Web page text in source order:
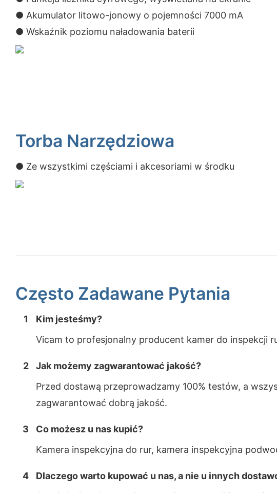
● Akumulator litowo-jonowy o pojemności 7000 mA
● Wskaźnik poziomu naładowania baterii
Torba Narzędziowa
● Ze wszystkimi częściami i akcesoriami w środku
Często Zadawane Pytania
1
Kim jesteśmy?
Vicam to profesjonalny producent kamer do inspekcji
2
Jak możemy zagwarantować jakość?
Przed dostawą przeprowadzamy 100% testów, a
zagwarantować dobrą jakość.
3
Co możesz u nas kupić?
Kamera inspekcyjna do rur, kamera inspekcyjna
4
Dlaczego warto kupować u nas, a nie u innych